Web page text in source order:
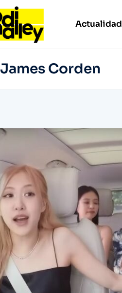
Actualidad
James Corden